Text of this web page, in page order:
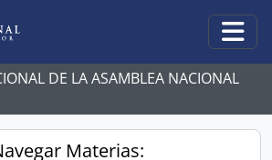
DE LA ASAMBLEA NACIONAL
Materias: